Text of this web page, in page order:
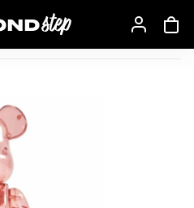
Red Heart 100% &